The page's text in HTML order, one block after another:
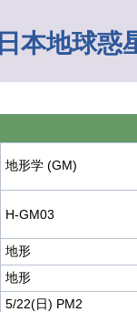
日本地球惑
地形学 (GM)
H-GM03
地形
地形
5/22(日) PM2